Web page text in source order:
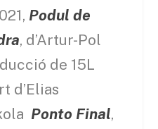
Podul de
, d’Artur-Pol
de 15L
d’Elias
Ponto Final,